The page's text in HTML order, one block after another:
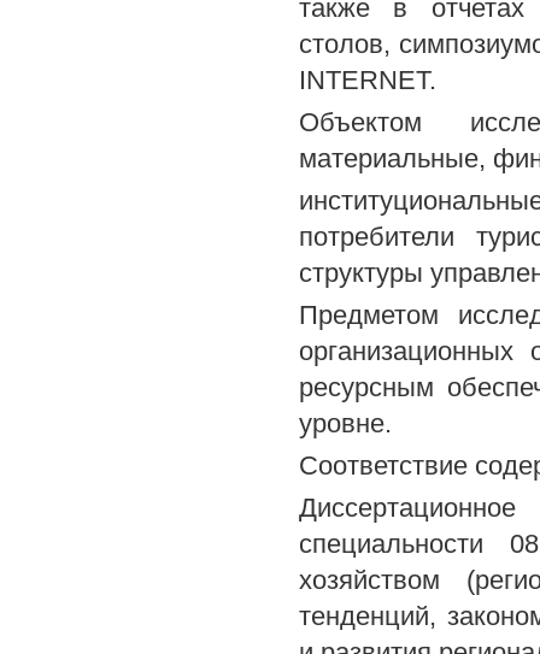
также в отчетах
столов,
INTERNET.
Объектом
материальные,
потребители
структуры
Предметом
ресурсным
уровне.
Соответствие
специальности
хозяйством
тенденций,